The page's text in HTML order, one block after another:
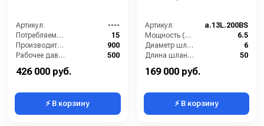
Артикул:
----
Потребляемая мощность (кВт):
15
Производительность (л/ч):
900
Рабочее давление (бар):
500
426 000 руб.
⚡ В корзину
Артикул:
a.13L.200BS
Мощность (л/сил):
6.5
Диаметр шланга (⌀) мм::
6
Длина шланга (м):
50
169 000 руб.
⚡ В корзину